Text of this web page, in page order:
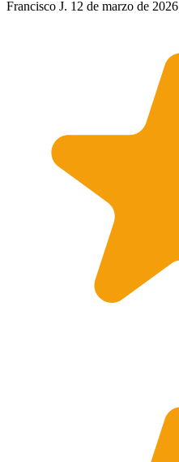
Francisco J. 12 de marzo de 2026